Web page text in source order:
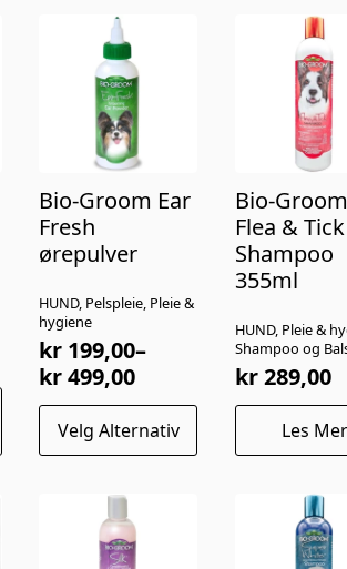
HUND, Pelspleie, Pleie &
hygiene
Bio-Groom Ear
Fresh
ørepulver
kr 199,00–
kr499,00
Prisområde:
kr 199,00
til
kr 499,00
Velg Alternativ
Dette
produktet
varianter.
Alternativene
HUND, Pleie &
Shampoo og
Bio-Groom
Flea & Tick
Shampoo
355ml
kr289,00
Les Mer